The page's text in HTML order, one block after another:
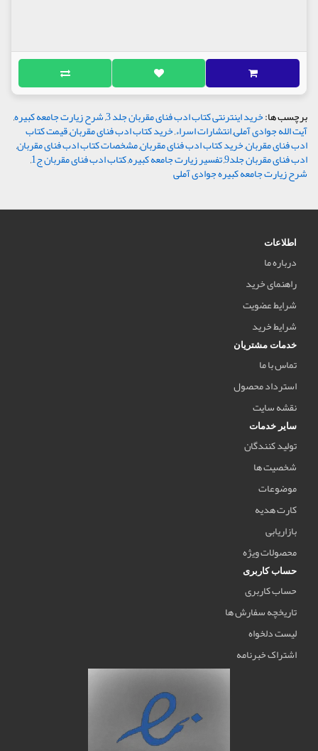
برچسب ها:خرید اینترنتی کتاب ادب فنای مقربان جلد 3 ,شرح زیارت جامعه کبیره,
آیت الله جوادی آملی,انتشارات اسراء,خرید کتاب ادب فنای مقربان,قیمت کتاب
ادب فنای مقربان,خرید کتاب ادب فنای مقربان,مشخصات کتاب ادب فنای مقربان,
ادب فنای مقربان جلد9 ,تفسیر زیارت جامعه کبیره,کتاب ادب فنای مقربان ج1 ,
شرح زیارت جامعه کبیره جوادی آملی
اطلاعات
درباره ما
راهنمای خرید
شرایط عضویت
شرایط خرید
خدمات مشتریان
تماس با ما
استرداد محصول
نقشه سایت
سایر خدمات
تولید کنندگان
شخصیت ها
موضوعات
کارت هدیه
بازاریابی
محصولات ویژه
حساب کاربری
حساب کاربری
تاریخچه سفارش ها
لیست دلخواه
اشتراک خبرنامه